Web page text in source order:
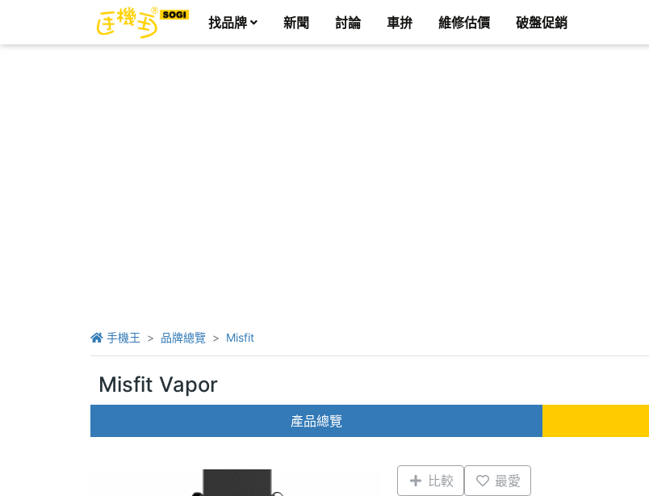
找品牌 新聞 討論 車拚 維修估價 破盤促銷
手機王 品牌總覽 Misfit
Misfit Vapor
產品總覽
比較 最愛